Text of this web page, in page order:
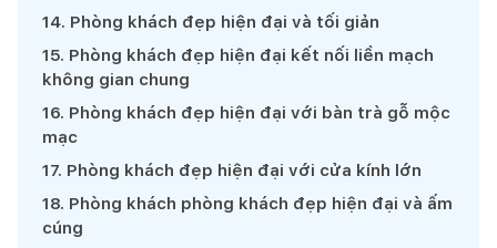
14. Phòng khách đẹp hiện đại và tối giản
15. Phòng khách đẹp hiện đại kết nối liền mạch
không gian chung
16. Phòng khách đẹp hiện đại với bàn trà gỗ mộc
mạc
17. Phòng khách đẹp hiện đại với cửa kính lớn
18. Phòng khách phòng khách đẹp hiện đại và ấm
cúng